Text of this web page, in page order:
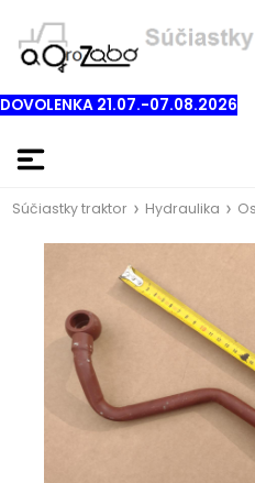
DOVOLENKA 21.07.-07.08.2026
Súčiastky traktor Hydraulika